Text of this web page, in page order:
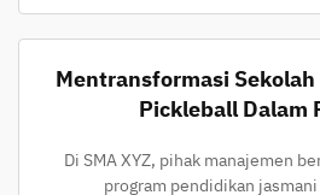
Mentransformasi
Pickleball Dalam
Di SMA XYZ, pihak manajemen
program pendidikan